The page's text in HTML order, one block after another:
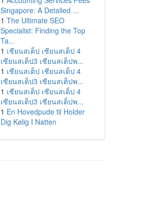
Singapore: A Detailed ...
1 The Ultimate SEO
Specialist: Finding the Top
Ta...
1 เซียนสเต็ป เซียนสเต็ป 4
เซียนสเต็ป3 เซียนสเต็ปพ...
1 เซียนสเต็ป เซียนสเต็ป 4
เซียนสเต็ป3 เซียนสเต็ปพ...
1 เซียนสเต็ป เซียนสเต็ป 4
เซียนสเต็ป3 เซียนสเต็ปพ...
1 En Hovedpude til Holder
Dig Kølig I Natten